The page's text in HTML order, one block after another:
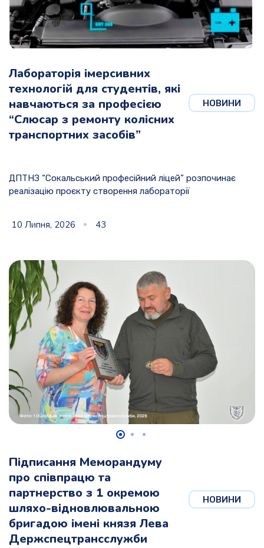
НОВИНИ
Лабораторія імерсивних
технологій для студентів, які
навчаються за професією
“Слюсар з ремонту колісних
транспортних засобів”
ДПТНЗ “Сокальський професійний ліцей” розпочинає
реалізацію проєкту створення лабораторії
10 Липня, 2026 43
НОВИНИ
Підписання Меморандуму
про співпрацю та
партнерство з 1 окремою
шляхо-відновлювальною
бригадою імені князя Лева
Держспецтрансслужби